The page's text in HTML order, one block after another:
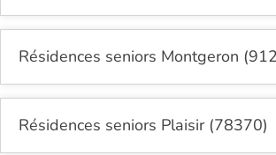
Résidences seniors Montgeron
Résidences seniors Plaisir (78370)